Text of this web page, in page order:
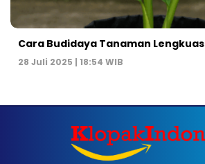
Cara Budidaya Tanaman Lengkuas
28 Juli 2025 | 18:54 WIB